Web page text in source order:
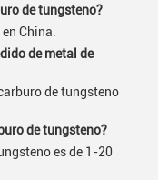
de tungsteno?
China.
de metal de
de tungsteno
de tungsteno?
es de 1-20